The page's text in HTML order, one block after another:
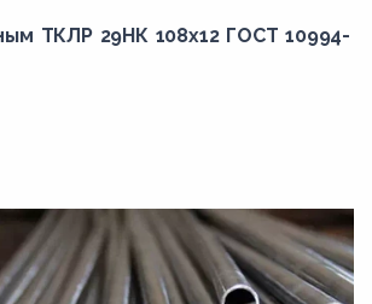
ТКЛР 29НК 108x12 ГОСТ 10994-